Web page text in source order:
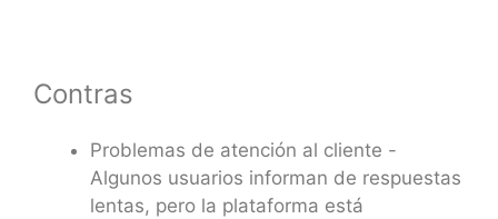
Contras
Problemas de atención al cliente -
Algunos usuarios informan de respuestas
lentas, pero la plataforma está